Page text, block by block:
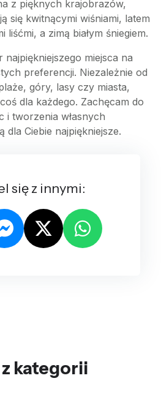
z pięknych krajobrazów,
się kwitnącymi wiśniami, latem
liśćmi, a zimą białym śniegiem.
miejsca na
preferencji. Niezależnie od
góry, lasy czy miasta,
dla każdego. Zachęcam do
i tworzenia własnych
dla Ciebie najpiękniejsze.
się z innymi:
z kategorii